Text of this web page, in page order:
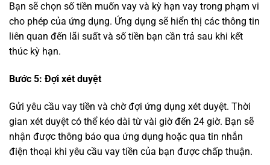
Bạn sẽ chọn số tiền muốn vay và kỳ hạn vay trong phạm vi
cho phép của ứng dụng. Ứng dụng sẽ hiển thị các thông tin
liên quan đến lãi suất và số tiền bạn cần trả sau khi kết
thúc kỳ hạn.
Bước 5: Đợi xét duyệt
Gửi yêu cầu vay tiền và chờ đợi ứng dụng xét duyệt. Thời
gian xét duyệt có thể kéo dài từ vài giờ đến 24 giờ. Bạn sẽ
nhận được thông báo qua ứng dụng hoặc qua tin nhắn
điện thoại khi yêu cầu vay tiền của bạn được chấp thuận.